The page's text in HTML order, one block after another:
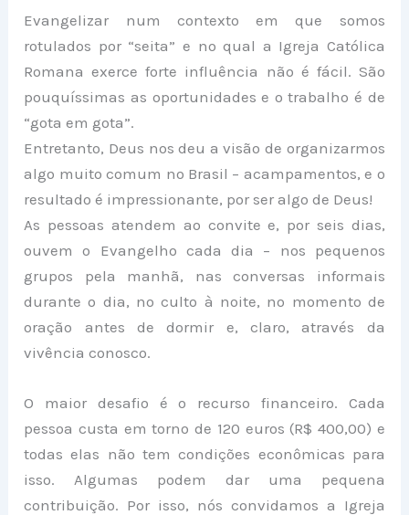
Evangelizar num contexto em que somos
rotulados por “seita” e no qual a Igreja Católica
Romana exerce forte influência não é fácil. São
pouquíssimas as oportunidades e o trabalho é de
“gota em gota”.
Entretanto, Deus nos deu a visão de organizarmos
algo muito comum no Brasil – acampamentos, e o
resultado é impressionante, por ser algo de Deus!
As pessoas atendem ao convite e, por seis dias,
ouvem o Evangelho cada dia – nos pequenos
grupos pela manhã, nas conversas informais
durante o dia, no culto à noite, no momento de
oração antes de dormir e, claro, através da
vivência conosco.
O maior desafio é o recurso financeiro. Cada
pessoa custa em torno de 120 euros (R$ 400,00) e
todas elas não tem condições econômicas para
isso. Algumas podem dar uma pequena
contribuição. Por isso, nós convidamos a Igreja